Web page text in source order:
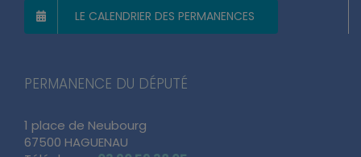
LE CALENDRIER DES PERMANENCES
PERMANENCE DU DÉPUTÉ
1 place de Neubourg
67500 HAGUENAU